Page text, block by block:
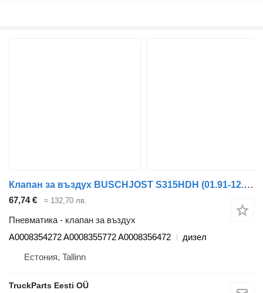
Клапан за въздух BUSCHJOST S315HDH (01.91-12.02) A0008354272 за автобус Setra Series 300 (1991-2002)
67,74 € ≈ 132,70 лв.
Пневматика - клапан за въздух
A0008354272 A0008355772 A0008356472
дизел
Естония, Tallinn
TruckParts Eesti OÜ